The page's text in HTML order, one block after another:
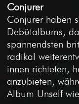
Conjurer
Conjurer haben
Debütalbums,
spannendsten
radikal
innen richteten,
anzubieten,
Album Unself